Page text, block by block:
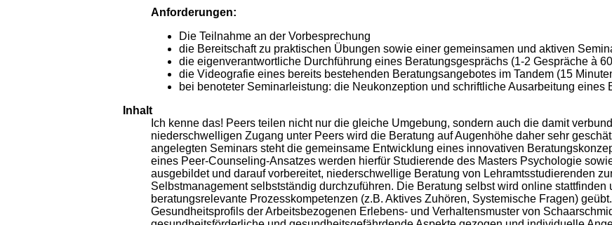
Anforderungen:
Die Teilnahme an der Vorbesprechung
die Bereitschaft zu praktischen Übungen sowie einer gemeinsamen und aktiven
die eigenverantwortliche Durchführung eines Beratungsgesprächs (1-2 Gespräche à
die Videografie eines bereits bestehenden Beratungsangebotes im Tandem (15
bei benoteter Seminarleistung: die Neukonzeption und schriftliche Ausarbeitung eines
Inhalt
Ich kenne das! Peers teilen nicht nur die gleiche Umgebung, sondern auch die damit
niederschwelligen Zugang unter Peers wird die Beratung auf Augenhöhe daher sehr
angelegten Seminars steht die gemeinsame Entwicklung eines innovativen
eines Peer-Counseling-Ansatzes werden hierfür Studierende des Masters Psychologie
ausgebildet und darauf vorbereitet, niederschwellige Beratung von Lehramtsstudierenden
Selbstmanagement selbstständig durchzuführen. Die Beratung selbst wird online
beratungsrelevante Prozesskompetenzen (z.B. Aktives Zuhören, Systemische Fragen)
Gesundheitsprofils der Arbeitsbezogenen Erlebens- und Verhaltensmuster von